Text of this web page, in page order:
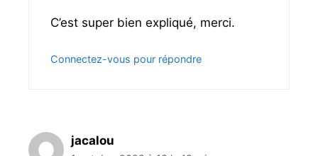
C’est super bien expliqué, merci.
Connectez-vous pour répondre
jacalou